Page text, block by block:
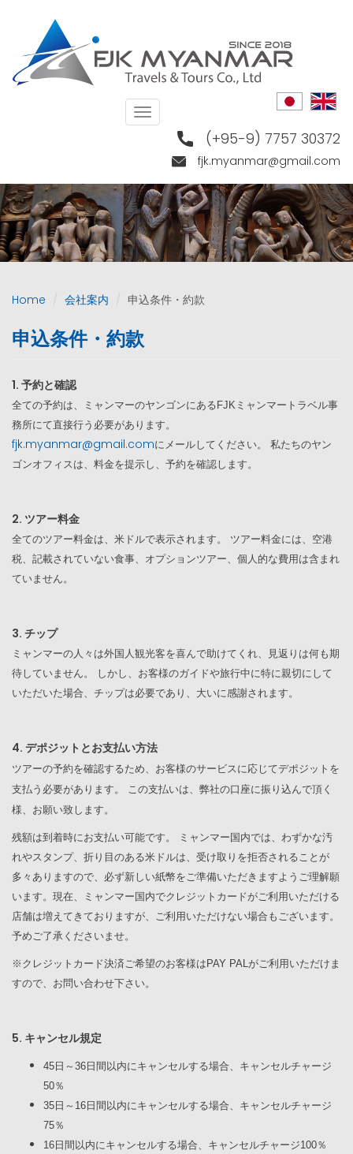
content
(+95-9) 7757 30372
fjk.myanmar@gmail.com
Toggle
navigation
Home 会社案内 申込条件・約款
申込条件・約款
1. 予約と確認
全ての予約は、ミャンマーのヤンゴンにあるFJKミャンマートラベル事
務所にて直接行う必要があります。
fjk.myanmar@gmail.comにメールしてください。 私たちのヤン
ゴンオフィスは、料金を提示し、予約を確認します。
2. ツアー料金
全てのツアー料金は、米ドルで表示されます。 ツアー料金には、空港
税、記載されていない食事、オプションツアー、個人的な費用は含まれ
ていません。
3. チップ
ミャンマーの人々は外国人観光客を喜んで助けてくれ、見返りは何も期
待していません。 しかし、お客様のガイドや旅行中に特に親切にして
いただいた場合、チップは必要であり、大いに感謝されます。
4. デポジットとお支払い方法
ツアーの予約を確認するため、お客様のサービスに応じてデポジットを
支払う必要があります。 この支払いは、弊社の口座に振り込んで頂く
様、お願い致します。
残額は到着時にお支払い可能です。 ミャンマー国内では、わずかな汚
れやスタンプ、折り目のある米ドルは、受け取りを拒否されることが
多々ありますので、必ず新しい紙幣をご準備いただきますようご理解願
います。現在、ミャンマー国内でクレジットカードがご利用いただける
店舗は増えてきておりますが、ご利用いただけない場合もございます。
予めご了承くださいませ。
※クレジットカード決済ご希望のお客様はPAY PALがご利用いただけま
すので、お問い合わせ下さい。
5. キャンセル規定
45日～ 36日間以内にキャンセルする場合、キャンセルチャージ
50％
35日～ 16日間以内にキャンセルする場合、キャンセルチャージ
75％
16日間以内にキャンセルする場合、キャンセルチャージ100％